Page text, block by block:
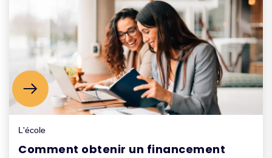
L'école
Comment obtenir un financement